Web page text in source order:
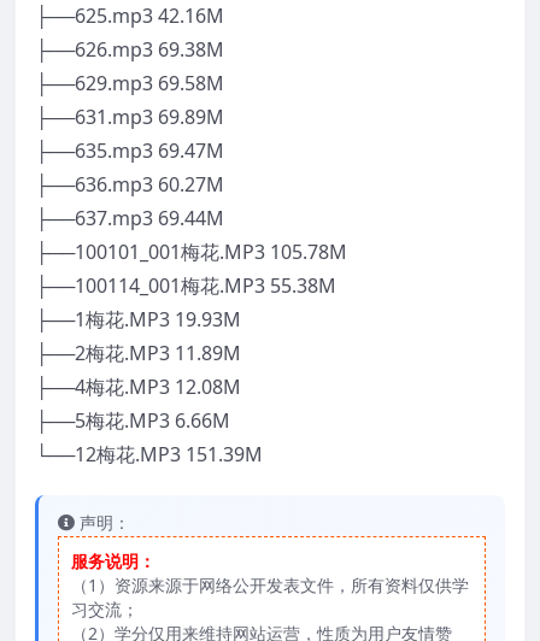
├──625.mp3 42.16M
├──626.mp3 69.38M
├──629.mp3 69.58M
├──631.mp3 69.89M
├──635.mp3 69.47M
├──636.mp3 60.27M
├──637.mp3 69.44M
├──100101_001梅花.MP3 105.78M
├──100114_001梅花.MP3 55.38M
├──1梅花.MP3 19.93M
├──2梅花.MP3 11.89M
├──4梅花.MP3 12.08M
├──5梅花.MP3 6.66M
└──12梅花.MP3 151.39M
声明：
服务说明：
（1）资源来源于网络公开发表文件，所有资料仅供学
习交流；
（2）学分仅用来维持网站运营，性质为用户友情赞